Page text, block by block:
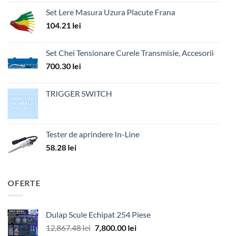
Set Lere Masura Uzura Placute Frana
104.21 lei
Set Chei Tensionare Curele Transmisie, Accesorii
700.30 lei
TRIGGER SWITCH
Tester de aprindere In-Line
58.28 lei
OFERTE
Dulap Scule Echipat 254 Piese
12,867.48lei Prețul
7,800.00 leiPrețul